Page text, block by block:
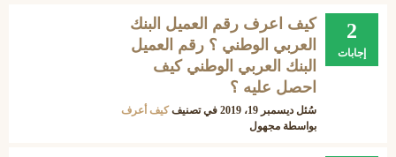
2
إجابات
كيف اعرف رقم العميل البنك
العربي الوطني ؟ رقم العميل
البنك العربي الوطني كيف
احصل عليه ؟
سُئل ديسمبر 19، 2019 في تصنيفكيف أعرف
بواسطة مجهول